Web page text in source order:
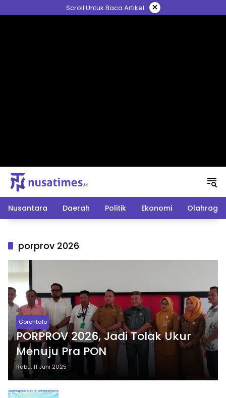
ke
Scroll Untuk Baca Artikel ×
Nusantara Daerah Politik Ekonomi Olahraga
porprov 2026
Gorontalo
PORPROV 2026, Jadi Tolak Ukur
Menuju Pra PON
Rabu, 11 Juni 2025